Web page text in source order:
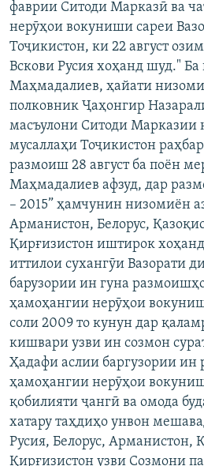
ГУЗОРИШҲОИ РАДИОӢ
Русский
ПАЙГИРӢ КУНЕД
Ҳамаи сомонаҳои RFE/RL
фаврии Ситоди Марказӣ ва
нерӯҳои вокуниши сареи
Тоҷикистон, ки 22 август
Вскови Русия хоҳанд шуд." Ба
Маҳмадалиев, ҳайати
полковник Ҷаҳонгир
масъулони Ситоди Марказии
мусаллаҳи Тоҷикистон
размоиш 28 август ба поён
Маҳмадалиев афзуд, дар
– 2015” ҳамчунин низомиён
Арманистон, Белорус,
Қирғизистон иштирок
иттилои сухангӯи Вазорати
барузории ин гуна
ҳамоҳангии нерӯҳои
соли 2009 то кунун дар
кишвари узви ин созмон
Ҳадафи аслии баргузории
ҳамоҳангии нерӯҳои
қобилияти ҷангӣ ва омода
хатару таҳдиҳо унвон
Русия, Белорус, Арманистон,
Қирғизистон узви Созмони